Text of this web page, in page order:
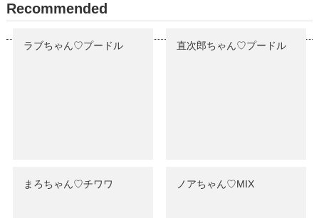
Recommended
ラブちゃん♡プードル 直次郎ちゃん♡プードル
まろちゃん♡チワワ ノアちゃん♡‬MIX